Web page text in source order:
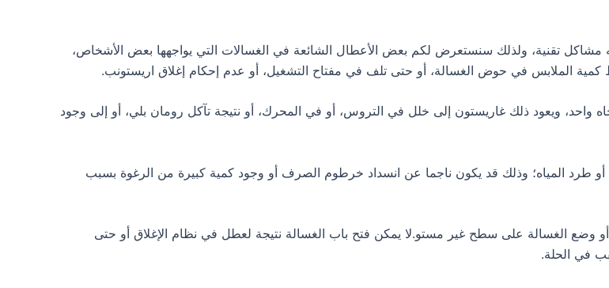
مشاكل تقنية، ولذلك سنستعرض لكم بعض الأعطال الشائعة في الغسالات التي يواجهها بعض الأشخاص،
الملابس في حوض الغسالة، أو حتى تلف في مفتاح التشغيل، أو عدم إحكام إغلاق اريستونب.
ويعود ذلك غاريستون إلى خلل في التروس، أو في المحرك، أو نتيجة تآكل رومان بلي، أو إلى وجود
طرد المياه؛ وذلك قد يكون ناجما عن انسداد خرطوم الصرف أو وجود كمية كبيرة من الرغوة بسبب
وضع الغسالة على سطح غير مستو.لا يمكن فتح باب الغسالة نتيجة لعطل في نظام الإغلاق أو حتى
في الحلة.